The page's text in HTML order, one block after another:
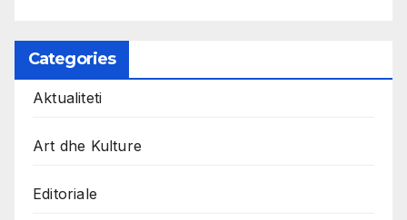
Categories
Aktualiteti
Art dhe Kulture
Editoriale